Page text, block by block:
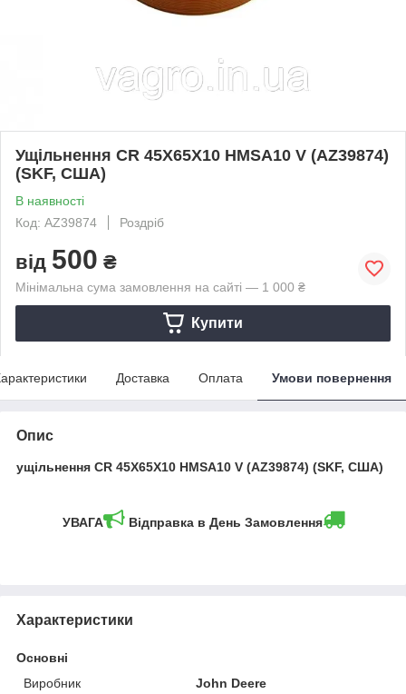
Ущільнення CR 45X65X10 HMSA10 V (AZ39874)
(SKF, США)
В наявності
Код: AZ39874
Роздріб
від 500 ₴
Мінімальна сума замовлення на сайті — 1 000 ₴
Купити
Доставка Оплата Умови повернення
Опис
ущільнення CR 45X65X10 HMSA10 V (AZ39874) (SKF, США)
УВАГА Відправка в День Замовлення
Характеристики
Основні
Виробник
John Deere